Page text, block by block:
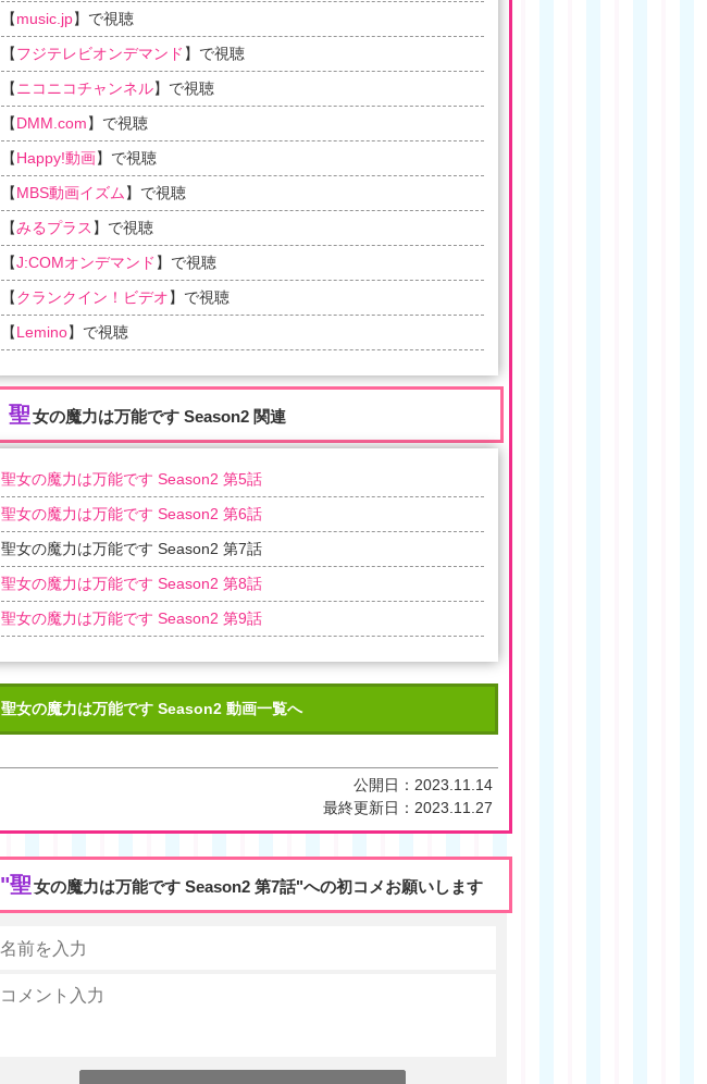
【music.jp】で視聴
【フジテレビオンデマンド 】で視聴
【ニコニコチャンネル】で視聴
【DMM.com】で視聴
【Happy!動画】で視聴
【MBS動画イズム 】で視聴
【みるプラス 】で視聴
【J:COMオンデマンド 】で視聴
【クランクイン！ビデオ】で視聴
【Lemino】で視聴
聖女の魔力は万能です Season2 関連
聖女の魔力は万能です Season2 第5話
聖女の魔力は万能です Season2 第6話
聖女の魔力は万能です Season2 第7話
聖女の魔力は万能です Season2 第8話
聖女の魔力は万能です Season2 第9話
聖女の魔力は万能です Season2 動画一覧へ
公開日： 2023.11.14
最終更新日： 2023.11.27
"聖女の魔力は万能です Season2 第7話"への初コメお願いします